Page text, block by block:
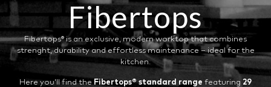
Fibertops
Fibertops® is an exclusive, modern worktop that combines
strenght, durability and effortless maintenance – ideal for the
kitchen.
Here you’ll find the Fibertops® standard range featuring 29